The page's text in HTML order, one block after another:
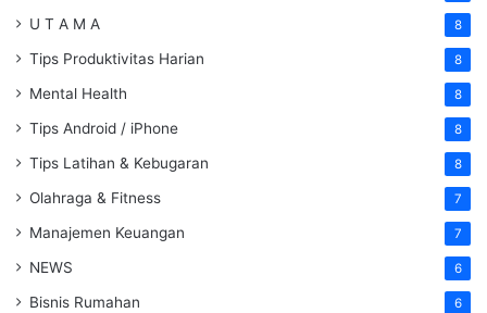
U T A M A 8
Tips Produktivitas Harian 8
Mental Health 8
Tips Android / iPhone 8
Tips Latihan & Kebugaran 8
Olahraga & Fitness 7
Manajemen Keuangan 7
NEWS 6
Bisnis Rumahan 6